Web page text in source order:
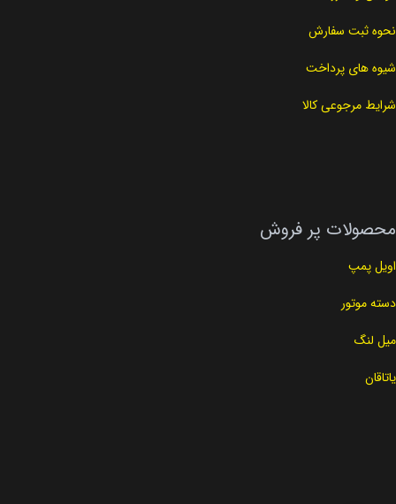
نحوه ثبت سفارش
شیوه های پرداخت
شرایط مرجوعی کالا
محصولات پر فروش
اویل پمپ
دسته موتور
میل لنگ
یاتاقان